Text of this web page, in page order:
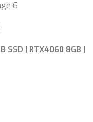
SSD | RTX4060 8GB |